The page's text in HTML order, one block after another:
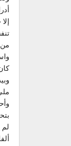
من
لم